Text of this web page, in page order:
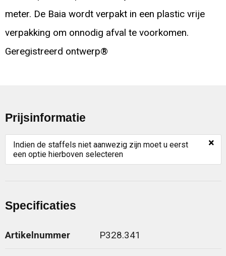
meter. De Baia wordt verpakt in een plastic vrije
verpakking om onnodig afval te voorkomen.
Geregistreerd ontwerp®
Prijsinformatie
Indien de staffels niet aanwezig zijn moet u eerst
een optie hierboven selecteren
×
Specificaties
Artikelnummer P328.341